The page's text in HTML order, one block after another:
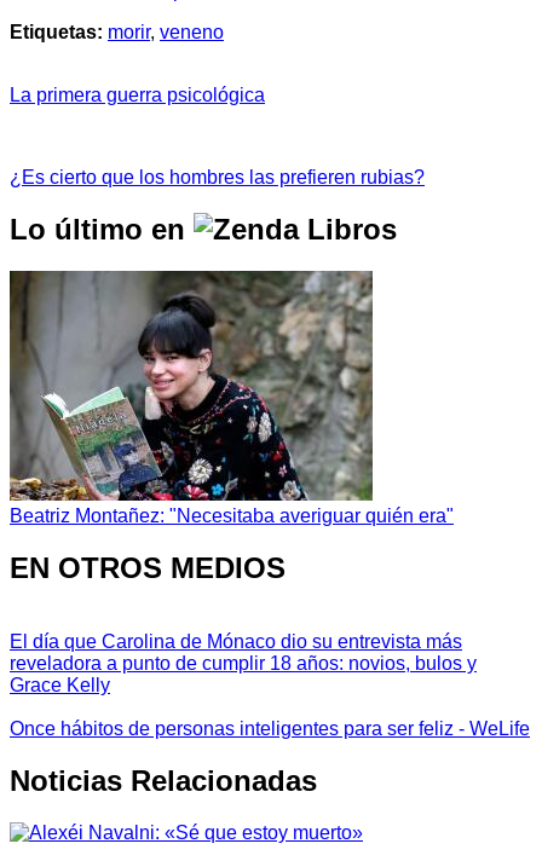
Etiquetas: morir, veneno
La primera guerra psicológica
¿Es cierto que los hombres las prefieren rubias?
Lo último en
Beatriz Montañez: "Necesitaba averiguar quién era"
EN OTROS MEDIOS
El día que Carolina de Mónaco dio su entrevista más
reveladora a punto de cumplir 18 años: novios, bulos y
Grace Kelly
Once hábitos de personas inteligentes para ser feliz - WeLife
Noticias Relacionadas